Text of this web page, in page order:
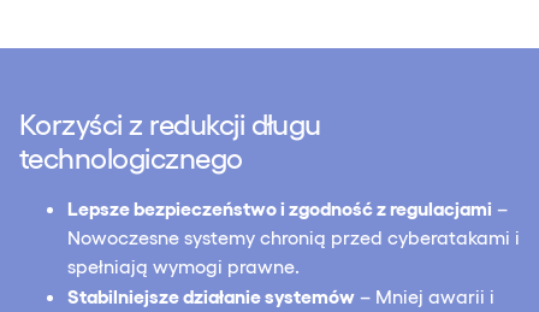
Korzyści z redukcji długu
technologicznego
Lepsze bezpieczeństwo i zgodność z regulacjami –
Nowoczesne systemy chronią przed cyberatakami i
spełniają wymogi prawne.
Stabilniejsze działanie systemów – Mniej awarii i